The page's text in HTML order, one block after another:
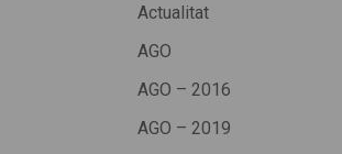
Actualitat
AGO
AGO – 2016
AGO – 2019